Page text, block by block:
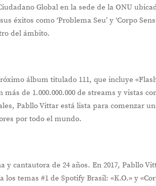
Global en la sede de la ONU
éxitos como ‘Problema Seu’ y ‘Corpo
del ámbito.
álbum titulado 111, que incluye
de 1.000.000.000 de streams y vistas
Pabllo Vittar está lista para comenzar
por todo el mundo.
y cantautora de 24 años. En 2017, Pabllo
temas #1 de Spotify Brasil: «K.O.» y